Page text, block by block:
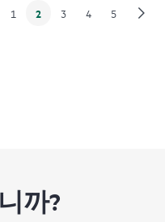
1 2 3 4 5
까?